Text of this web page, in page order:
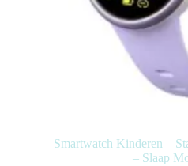
Smartwatch Kinderen –
– Slaap